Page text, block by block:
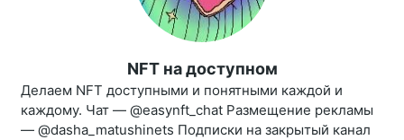
NFT на доступном
Делаем NFT доступными и понятными каждой и
каждому. Чат — @easynft_chat Размещение рекламы
— @dasha_matushinets Подписки на закрытый канал